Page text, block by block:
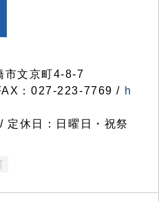
文京町4-8-7
：027-223-7769 / h
休日：日曜日・祝祭